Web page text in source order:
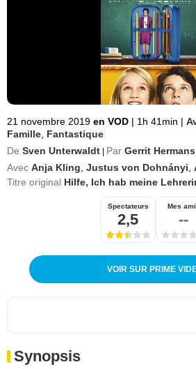
21 novembre 2019 en VOD | 1h 41min |
Famille Fantastique
De Sven Unterwaldt Par Gerrit Hermans
Avec Anja Kling Justus von Dohnányi
Titre original Hilfe, Ich hab meine
Spectateurs
2,5
Mes
--
VOIR SUR PRIME
Synopsis